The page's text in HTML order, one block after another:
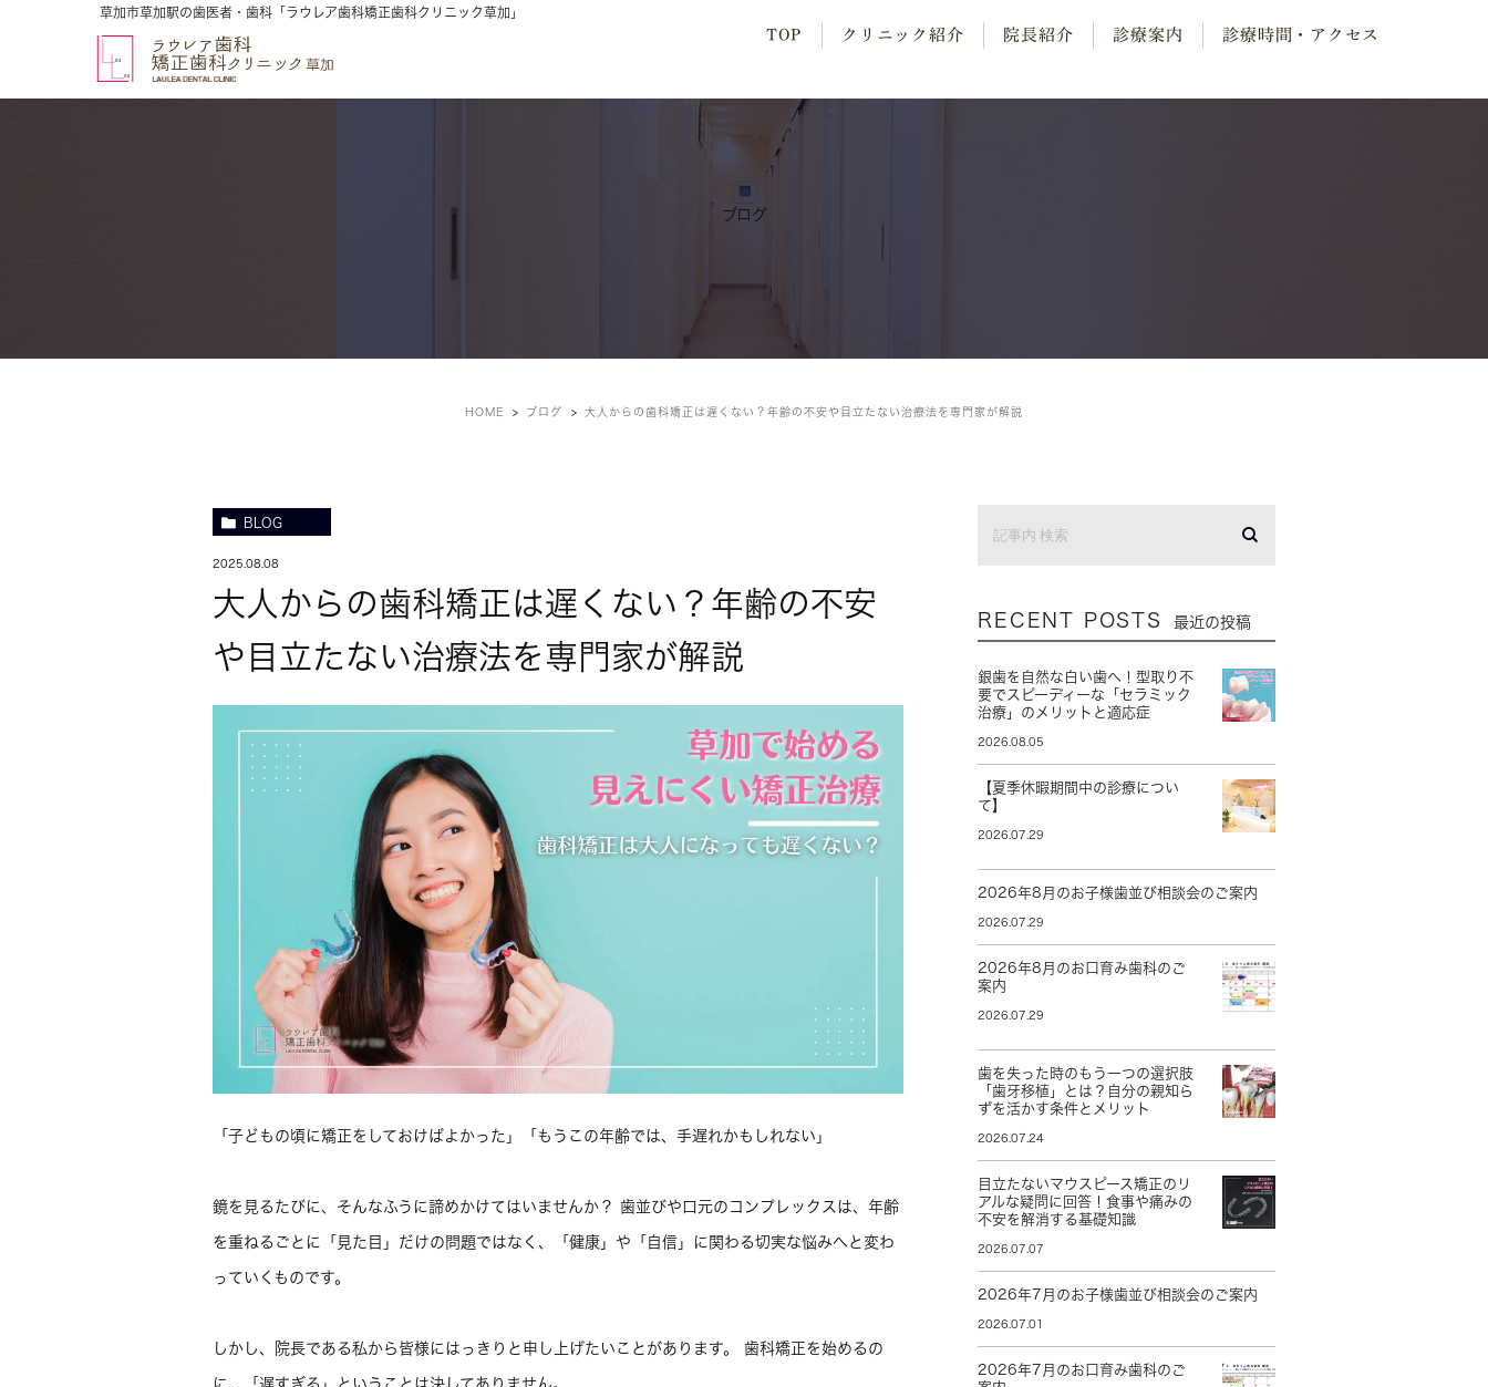
草加市草加駅の歯医者・歯科「ラウレア歯科矯正歯科クリニック草加」
TOP クリニック紹介 院長紹介 診療案内 診療時間・アクセス
ブログ
HOME ブログ 大人からの歯科矯正は遅くない？年齢の不安や目立たない治療法を専門家が解説
BLOG
2025.08.08
大人からの歯科矯正は遅くない？年齢の不安
や目立たない治療法を専門家が解説
「子どもの頃に矯正をしておけばよかった」「もうこの年齢では、手遅れかもしれない」
鏡を見るたびに、そんなふうに諦めかけてはいませんか？ 歯並びや口元のコンプレックスは、年齢
を重ねるごとに「見た目」だけの問題ではなく、「健康」や「自信」に関わる切実な悩みへと変わ
っていくものです。
しかし、院長である私から皆様にはっきりと申し上げたいことがあります。 歯科矯正を始めるの
に、「遅すぎる」ということは決してありません。
RECENT POSTS 最近の投稿
銀歯を自然な白い歯へ！型取り不
要でスピーディーな「セラミック
治療」のメリットと適応症
2026.08.05
【夏季休暇期間中の診療につい
て】
2026.07.29
2026年8月のお子様歯並び相談会のご案内
2026.07.29
2026年8月のお口育み歯科のご
案内
2026.07.29
歯を失った時のもう一つの選択肢
「歯牙移植」とは？自分の親知ら
ずを活かす条件とメリット
2026.07.24
目立たないマウスピース矯正のリ
アルな疑問に回答！食事や痛みの
不安を解消する基礎知識
2026.07.07
2026年7月のお子様歯並び相談会のご案内
2026.07.01
2026年7月のお口育み歯科のご